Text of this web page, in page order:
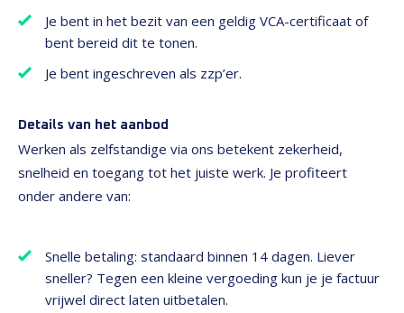
Je bent in het bezit van een geldig VCA-certificaat of
bent bereid dit te tonen.
Je bent ingeschreven als zzp’er.
Details van het aanbod
Werken als zelfstandige via ons betekent zekerheid,
snelheid en toegang tot het juiste werk. Je profiteert
onder andere van:
Snelle betaling: standaard binnen 14 dagen. Liever
sneller? Tegen een kleine vergoeding kun je je factuur
vrijwel direct laten uitbetalen.